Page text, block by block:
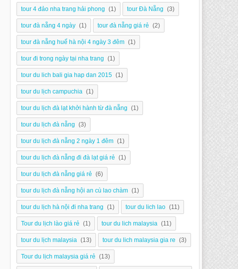
tour 4 đảo nha trang hải phong (1) tour Đà Nẵng (3)
tour đà nẵng 4 ngày (1) tour đà nẵng giá rẻ (2)
tour đà nẵng huế hà nội 4 ngày 3 đêm (1)
tour đi trong ngày tại nha trang (1)
tour du lich bali gia hap dan 2015 (1)
tour du lịch campuchia (1)
tour du lịch đà lạt khởi hành từ đà nẵng (1)
tour du lịch đà nẵng (3)
tour du lịch đà nẵng 2 ngày 1 đêm (1)
tour du lịch đà nẵng đi đà lạt giá rẻ (1)
tour du lịch đà nẵng giá rẻ (6)
tour du lịch đà nẵng hội an cù lao chàm (1)
tour du lịch hà nội đi nha trang (1) tour du lich lao (11)
Tour du lịch lào giá rẻ (1) tour du lich malaysia (11)
tour du lịch malaysia (13) tour du lich malaysia gia re (3)
Tour du lịch malaysia giá rẻ (13)